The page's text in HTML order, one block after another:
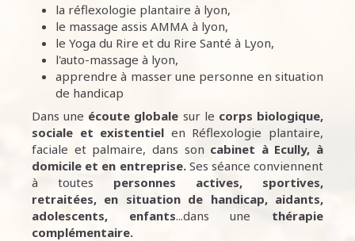
la réflexologie plantaire à lyon,
le massage assis AMMA à lyon,
le Yoga du Rire et du Rire Santé à Lyon,
l'auto-massage à lyon,
apprendre à masser une personne en situation
de handicap
Dans une écoute globale sur le corps biologique,
sociale et existentiel en Réflexologie plantaire,
faciale et palmaire, dans son cabinet à Ecully, à
domicile et en entreprise.Ses séance conviennent
à toutes personnes
actives, sportives,
retraitées, en situation de handicap, aidants,
adolescents, enfants...dans une thérapie
complémentaire.